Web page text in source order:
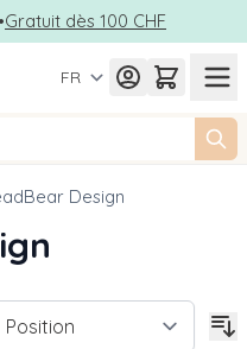
•Gratuit dès 100 CHF
FR
Design